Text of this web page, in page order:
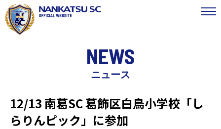
NEWS
ニュース
12/13 南葛SC 葛飾区白鳥小学校「し
らりんピック」に参加